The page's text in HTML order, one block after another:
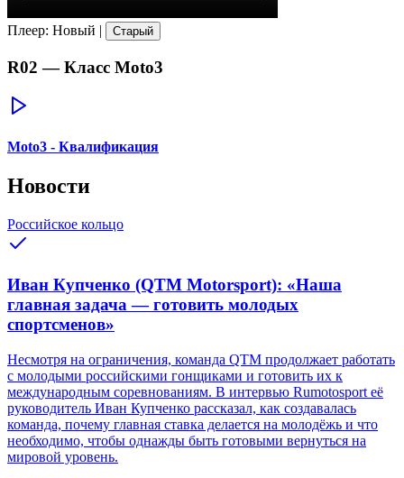
Плеер: Новый | Старый
R02 — Класс Moto3
Moto3 - Квалификация
Новости
Российское кольцо
Иван Купченко (QTM Motorsport): «Наша
главная задача — готовить молодых
спортсменов»
Несмотря на ограничения, команда QTM продолжает работать
с молодыми российскими гонщиками и готовить их к
международным соревнованиям. В интервью Rumotosport её
руководитель Иван Купченко рассказал, как создавалась
команда, почему главная ставка делается на молодёжь и что
необходимо, чтобы однажды быть готовыми вернуться на
мировой уровень.